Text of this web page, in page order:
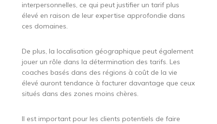
interpersonnelles, ce qui peut justifier un tarif plus
élevé en raison de leur expertise approfondie dans
ces domaines.
De plus, la localisation géographique peut également
jouer un rôle dans la détermination des tarifs. Les
coaches basés dans des régions à coût de la vie
élevé auront tendance à facturer davantage que ceux
situés dans des zones moins chères.
Il est important pour les clients potentiels de faire